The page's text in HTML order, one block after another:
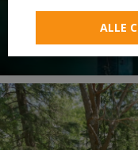
Todesfall
ALLE